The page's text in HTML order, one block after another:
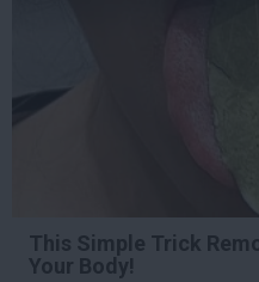
This Simple Trick
Your Body!